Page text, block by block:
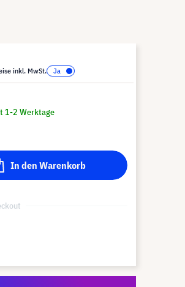
inkl. MwSt.
1-2 Werktage
In den Warenkorb